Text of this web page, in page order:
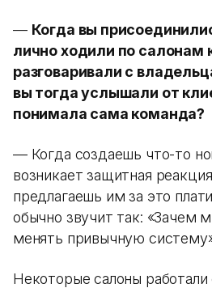
— Когда вы
лично ходили по салонам
разговаривали с
вы тогда услышали от
понимала сама команда?
— Когда создаешь что-то
возникает защитная
предлагаешь им за это
обычно звучит так: «Зачем
менять привычную
Некоторые салоны работали